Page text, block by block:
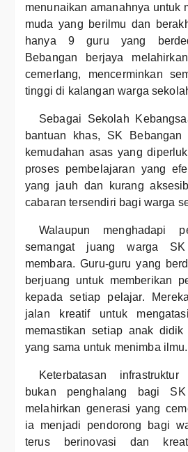
menunaikan amanahnya untuk
muda yang berilmu dan
hanya 9 guru yang
Bebangan berjaya
cemerlang, mencerminkan
tinggi di kalangan warga
Sebagai Sekolah
bantuan khas, SK Bebangan
kemudahan asas yang
proses pembelajaran yang
yang jauh dan kurang
cabaran tersendiri bagi warga
Walaupun menghadapi
semangat juang warga
membara. Guru-guru yang
berjuang untuk memberikan
kepada setiap pelajar.
jalan kreatif untuk
memastikan setiap anak didik
yang sama untuk menimba ilmu.
Keterbatasan
bukan penghalang bagi
melahirkan generasi yang
ia menjadi pendorong bagi
terus berinovasi dan